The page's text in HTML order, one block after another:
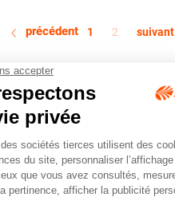
précédent 1 2 suivant